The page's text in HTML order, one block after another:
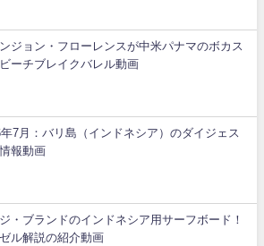
ジョン・フローレンスが中米パナマのボカス
ーチブレイクバレル動画
年7月：バリ島（インドネシア）のダイジェス
報動画
・ブランドのインドネシア用サーフボード！
ル解説の紹介動画